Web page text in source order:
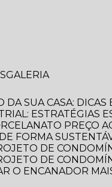
GALERIA
DA SUA CASA:
ESTRATÉGIAS
PREÇO
FORMA
DE
DE